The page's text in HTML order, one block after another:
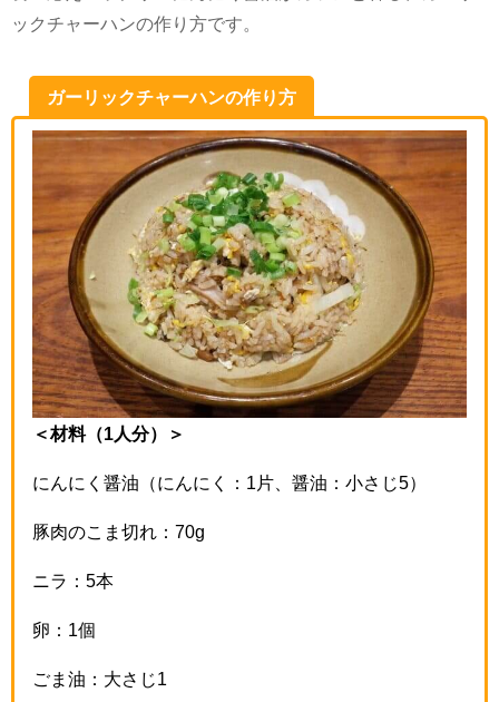
ックチャーハンの作り方です。
ガーリックチャーハンの作り方
＜材料（1人分）＞
にんにく醤油（にんにく：1片、醤油：小さじ5）
豚肉のこま切れ：70g
ニラ：5本
卵：1個
ごま油：大さじ1